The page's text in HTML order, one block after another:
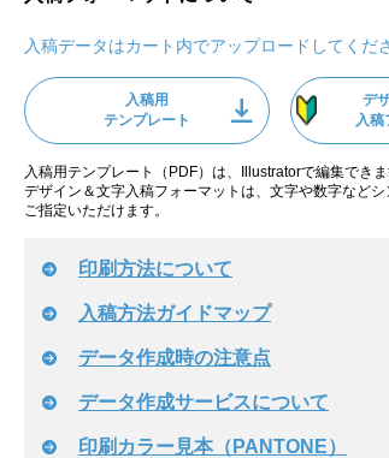
入稿データはカート内でアップロードしてくだ
入稿用
テンプレート
デ
入稿
入稿用テンプレート（PDF）は、Illustratorで編集できま
デザイン＆文字入稿フォーマットは、文字や数字など
ご指定いただけます。
印刷方法について
入稿方法ガイドマップ
データ作成時の注意点
データ作成サービスについて
印刷カラー見本（PANTONE）